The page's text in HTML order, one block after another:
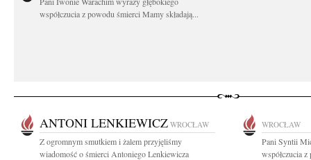
współczucia z powodu śmierci Mamy składają...
ANTONI LENKIEWICZ WROCŁAW
Z ogromnym smutkiem i żalem przyjęliśmy
wiadomość o śmierci Antoniego Lenkiewicza
WROCŁAW
Pani Syntii
współczucia